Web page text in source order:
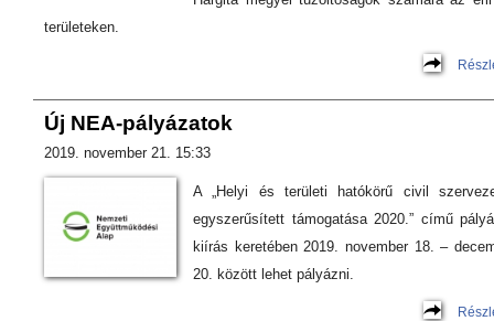
területeken.
Új NEA-pályázatok
2019. november 21. 15:33
A „Helyi és területi hatókörű civil
egyszerűsített támogatása 2020.” című
kiírás keretében 2019. november 18. –
20. között lehet pályázni.